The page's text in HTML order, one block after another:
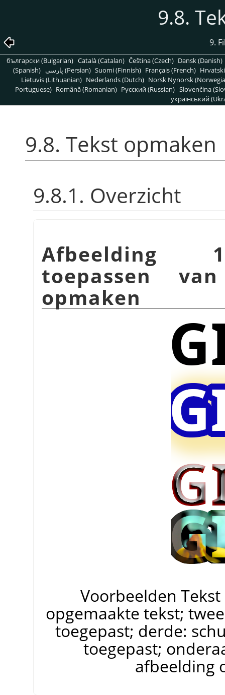
9.8.
9.
български (Bulgarian) Català (Catalan) Čeština (Czech) Dansk (Danish)
(Spanish)
پارسی (Persian) Suomi (Finnish) Français (French)
Lietuvis (Lithuanian) Nederlands (Dutch) Norsk Nynorsk
Portuguese) Română (Romanian) Pусский (Russian) Slovenčina
український
9.8. Tekst opmaken
9.8.1. Overzicht
Afbeelding
toepassen
opmaken
Voorbeelden
opgemaakte tekst;
toegepast; derde:
toegepast;
afbeelding